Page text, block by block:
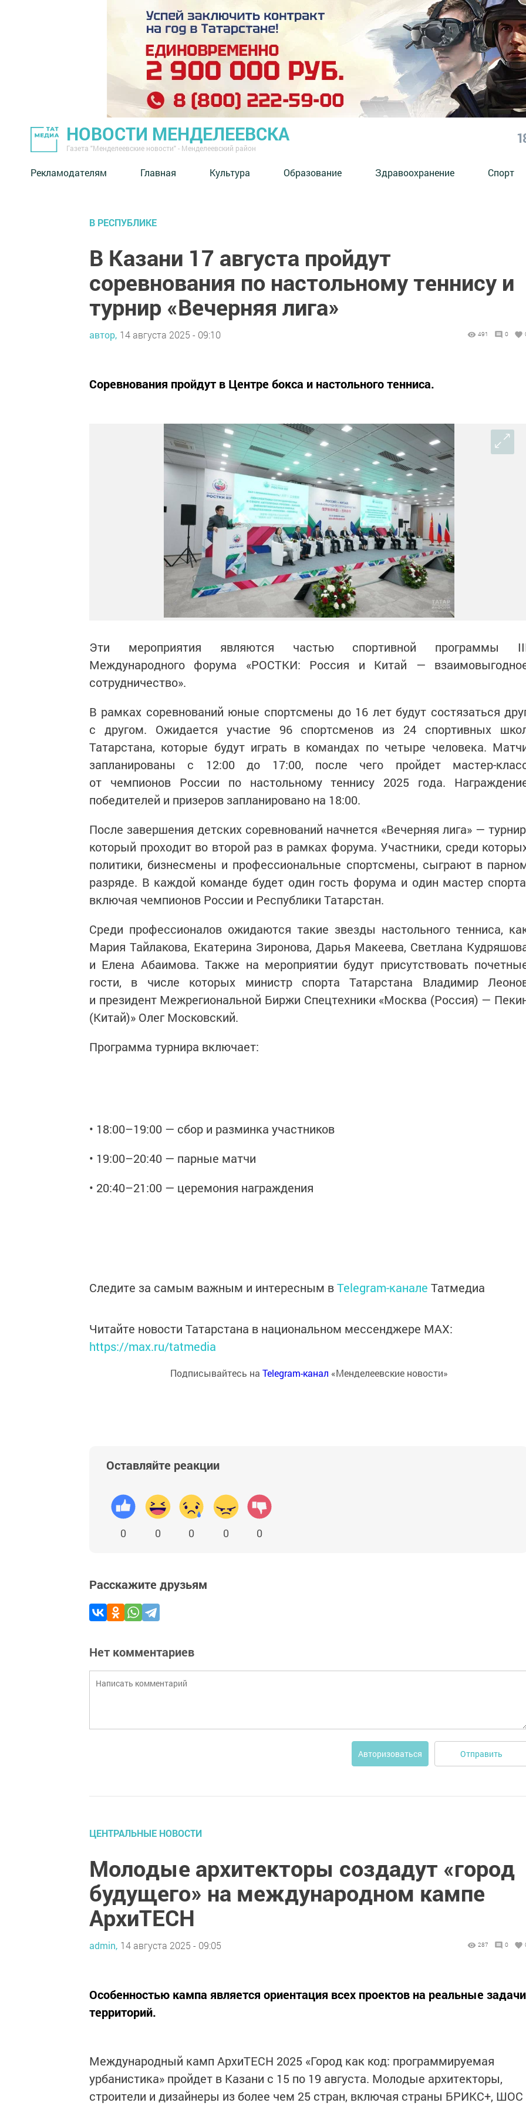
НОВОСТИ МЕНДЕЛЕЕВСКА
Газета "Менделеевские новости" - Менделеевский район
Рекламодателям Главная Культура Образование Здравоохранение Спорт
В РЕСПУБЛИКЕ
В Казани 17 августа пройдут
соревнования по настольному теннису и
турнир «Вечерняя лига»
автор, 14 августа 2025 - 09:10 491 0
Соревнования пройдут в Центре бокса и настольного тенниса.
Эти мероприятия являются частью спортивной программы
Международного форума «РОСТКИ: Россия и Китай —
сотрудничество».
В рамках соревнований юные спортсмены до 16 лет будут состязаться
с другом. Ожидается участие 96 спортсменов из 24 спортивных
Татарстана, которые будут играть в командах по четыре человека.
запланированы с 12:00 до 17:00, после чего пройдет мастер-
от чемпионов России по настольному теннису 2025 года.
победителей и призеров запланировано на 18:00.
После завершения детских соревнований начнется «Вечерняя лига» —
который проходит во второй раз в рамках форума. Участники, среди
политики, бизнесмены и профессиональные спортсмены, сыграют в
разряде. В каждой команде будет один гость форума и один мастер
включая чемпионов России и Республики Татарстан.
Среди профессионалов ожидаются такие звезды настольного тенниса,
Мария Тайлакова, Екатерина Зиронова, Дарья Макеева, Светлана
и Елена Абаимова. Также на мероприятии будут присутствовать
гости, в числе которых министр спорта Татарстана Владимир
и президент Межрегиональной Биржи Спецтехники «Москва (Россия) —
(Китай)» Олег Московский.
Программа турнира включает:
• 18:00–19:00 — сбор и разминка участников
• 19:00–20:40 — парные матчи
• 20:40–21:00 — церемония награждения
Следите за самым важным и интересным вTelegram-канале Татмедиа
Читайте новости Татарстана в национальном мессенджере MАХ:
https://max.ru/tatmedia
Подписывайтесь на Telegram-канал «Менделеевские новости»
Оставляйте реакции
0 0 0 0 0
Расскажите друзьям
Нет комментариев
Авторизоваться Отправить
ЦЕНТРАЛЬНЫЕ НОВОСТИ
Молодые архитекторы создадут «город
будущего» на международном кампе
АрхиTECH
admin, 14 августа 2025 - 09:05 287 0
Особенностью кампа является ориентация всех проектов на реальные задачи
территорий.
Международный камп АрхиTECH 2025 «Город как код: программируемая
урбанистика» пройдет в Казани с 15 по 19 августа. Молодые архитекторы,
строители и дизайнеры из более чем 25 стран, включая страны БРИКС+, ШОС